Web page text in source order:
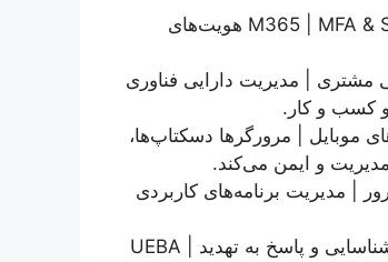
مدیریت اکتیو دایرکتوری و M365 | MFA & SSO | PAM هویت‌های
مشتری | مدیریت دارایی فناوری
و کسب و کار.
موبایل | مرورگرها دسکتاپ‌ها،
و ایمن می‌کند.
| مدیریت برنامه‌های کاربردی
مدیریت لاگ | بررسی امنیتی | شناسایی و پاسخ به تهدید | UEBA